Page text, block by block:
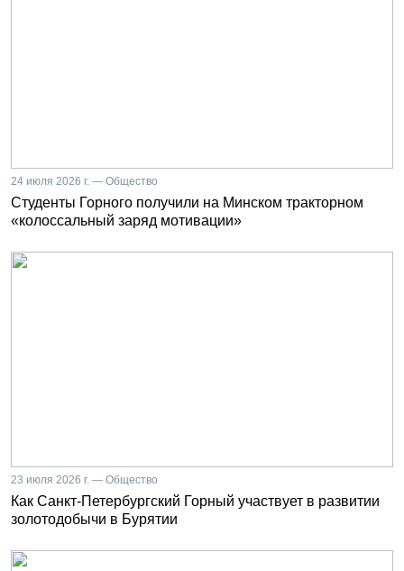
24 июля 2026 г. — Общество
Студенты Горного получили на Минском тракторном
«колоссальный заряд мотивации»
23 июля 2026 г. — Общество
Как Санкт-Петербургский Горный участвует в развитии
золотодобычи в Бурятии